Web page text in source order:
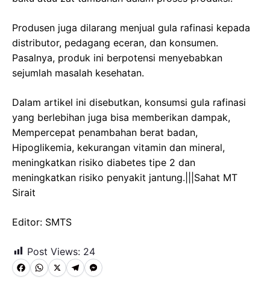
Produsen juga dilarang menjual gula rafinasi kepada
distributor, pedagang eceran, dan konsumen.
Pasalnya, produk ini berpotensi menyebabkan
sejumlah masalah kesehatan.
Dalam artikel ini disebutkan, konsumsi gula rafinasi
yang berlebihan juga bisa memberikan dampak,
Mempercepat penambahan berat badan,
Hipoglikemia, kekurangan vitamin dan mineral,
meningkatkan risiko diabetes tipe 2 dan
meningkatkan risiko penyakit jantung.|||Sahat MT
Sirait
Editor: SMTS
Post Views: 24
F WX T M